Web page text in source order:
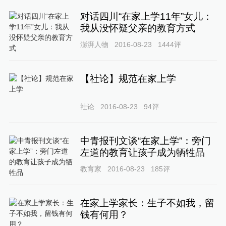
对话四川“在家上学11年”女儿：
我从没怀疑父亲的教育方式
澎湃人物 2016-08-23 1444评
【社论】规范在家上学
社论 2016-08-23 94评
中青报刊文谈“在家上学”：旁门
左道的教育让孩子成为牺牲品
教育家 2016-08-23 185评
在家上学家长：生子不如我，留
钱有何用？